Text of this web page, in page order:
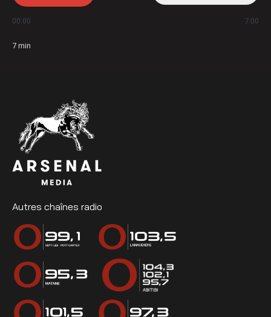
00:00 7:00
7min
Autres chaînes radio